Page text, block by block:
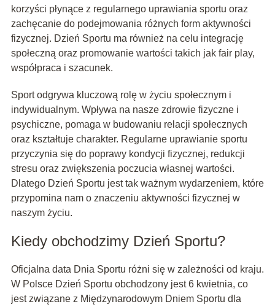
korzyści płynące z regularnego uprawiania sportu oraz
zachęcanie do podejmowania różnych form aktywności
fizycznej. Dzień Sportu ma również na celu integrację
społeczną oraz promowanie wartości takich jak fair play,
współpraca i szacunek.
Sport odgrywa kluczową rolę w życiu społecznym i
indywidualnym. Wpływa na nasze zdrowie fizyczne i
psychiczne, pomaga w budowaniu relacji społecznych
oraz kształtuje charakter. Regularne uprawianie sportu
przyczynia się do poprawy kondycji fizycznej, redukcji
stresu oraz zwiększenia poczucia własnej wartości.
Dlatego Dzień Sportu jest tak ważnym wydarzeniem, które
przypomina nam o znaczeniu aktywności fizycznej w
naszym życiu.
Kiedy obchodzimy Dzień Sportu?
Oficjalna data Dnia Sportu różni się w zależności od kraju.
W Polsce Dzień Sportu obchodzony jest 6 kwietnia, co
jest związane z Międzynarodowym Dniem Sportu dla